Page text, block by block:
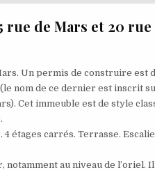
de Mars et 20
Un permis de construire
nom de ce dernier est inscrit
Cet immeuble est de style
étages carrés. Terrasse.
au niveau de